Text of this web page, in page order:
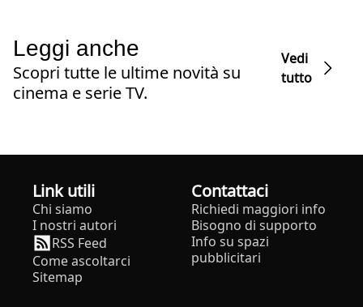
Leggi anche
Scopri tutte le ultime novità su
cinema e serie TV.
Vedi
tutto
Link utili
Chi siamo
I nostri autori
RSS Feed
Come ascoltarci
Sitemap
Contattaci
Richiedi maggiori info
Bisogno di supporto
Info su spazi
pubblicitari